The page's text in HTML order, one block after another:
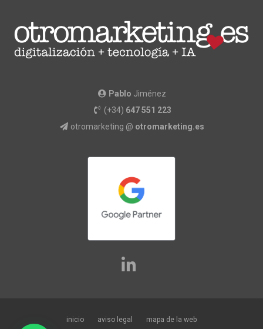
Pablo Jiménez
(+34) 647 551 223
otromarketing @ otromarketing.es
inicio aviso legal mapa de la web